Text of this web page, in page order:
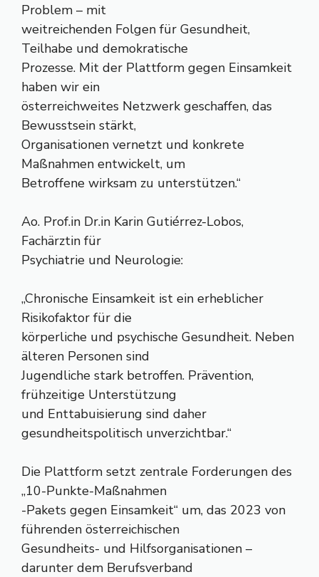
Problem – mit
weitreichenden Folgen für Gesundheit,
Teilhabe und demokratische
Prozesse. Mit der Plattform gegen Einsamkeit
haben wir ein
österreichweites Netzwerk geschaffen, das
Bewusstsein stärkt,
Organisationen vernetzt und konkrete
Maßnahmen entwickelt, um
Betroffene wirksam zu unterstützen.“
Ao. Prof.in Dr.in Karin Gutiérrez-Lobos,
Fachärztin für
Psychiatrie und Neurologie:
„Chronische Einsamkeit ist ein erheblicher
Risikofaktor für die
körperliche und psychische Gesundheit. Neben
älteren Personen sind
Jugendliche stark betroffen. Prävention,
frühzeitige Unterstützung
und Enttabuisierung sind daher
gesundheitspolitisch unverzichtbar.“
Die Plattform setzt zentrale Forderungen des
„10-Punkte-Maßnahmen
-Pakets gegen Einsamkeit“ um, das 2023 von
führenden österreichischen
Gesundheits- und Hilfsorganisationen –
darunter dem Berufsverband